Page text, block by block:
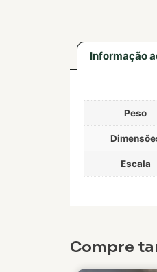
Informação
Peso
Escala
Compre